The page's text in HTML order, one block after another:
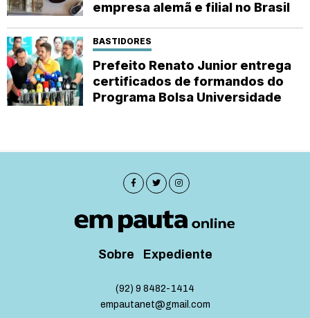
empresa alemã e filial no Brasil
BASTIDORES
Prefeito Renato Junior entrega
certificados de formandos do
Programa Bolsa Universidade
Sobre Expediente
(92) 9 8482-1414
empautanet@gmail.com